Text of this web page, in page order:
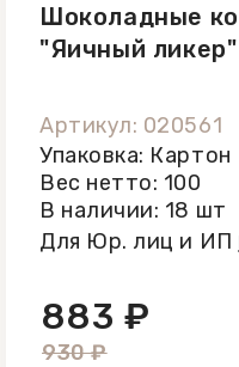
Шоколадные
"Яичный
Артикул: 020561
Упаковка: Картон
Вес нетто: 100
В наличии: 18 шт
Для Юр. лиц и ИП
883 ₽
930 ₽